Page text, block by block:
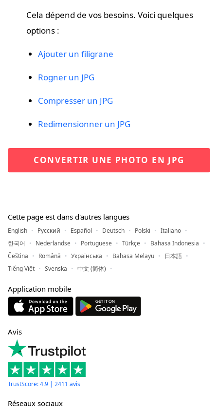
Cela dépend de vos besoins. Voici quelques
options :
Ajouter un filigrane
Rogner un JPG
Compresser un JPG
Redimensionner un JPG
CONVERTIR UNE PHOTO EN JPG
Cette page est dans d'autres langues
English Русский Español Deutsch Polski
Italiano
한국어
Nederlandse Portuguese Türkçe
Bahasa Indonesia
Čeština
Română Українська Bahasa Melayu
日本語
Tiếng Việt
Svenska 中文 (简体)
Application mobile
Avis
TrustScore: 4.9 | 2411 avis
Réseaux sociaux